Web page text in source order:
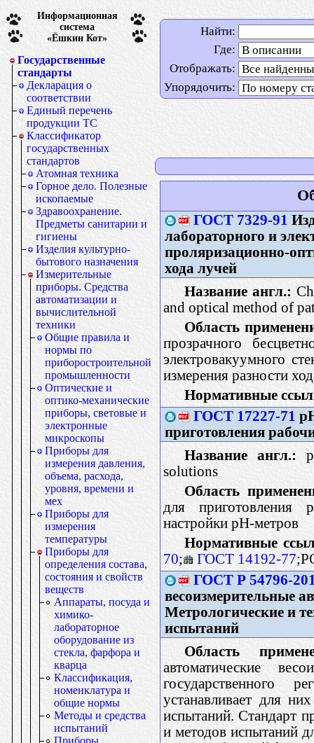
Информационная
система
«Ёшкин Кот»
Государственные
стандарты
Декларация о
соответствии
Единый перечень
продукции ТС
Классификатор
государственных
стандартов
Атомная техника
Горное дело. Полезные
ископаемые
Здравоохранение.
Предметы санитарии и
гигиены
Изделия культурно-
бытового назначения
Измерительные
приборы. Средства
автоматизации и
вычислительной
техники
Общие правила и
нормы по
приборостроительной
промышленности
Оптические и
оптико-механические
приборы, световые и
электронные
микроскопы
Приборы для
измерения давления,
объема, расхода,
уровня, времени и
мех
Приборы для
измерения
температуры
Приборы для
определения состава,
состояния и свойств
веществ
Аппараты, посуда и
химико-
лабораторное
оборудование из
стекла, фарфора и
кварца
Классификация,
номенклатура и
общие нормы
Методы и средства
испытаний
Приборы
Найти:
Где:
Отображать:
Упорядочить:
ГОСТ 7329-91
лабораторного и
проляризационно-
хода лучей
Название англ.:
and optical method of
Область
прозрачного
электровакуумного
измерения разности
Нормативные
ГОСТ 17227-71
приготовления
Название англ.:
solutions
Область
для приготовления
настройки рН-метров
Нормативные
70; ГОСТ 14192-77
ГОСТ Р 54796-
весоизмерительные
Метрологические и
испытаний
Область
автоматические
государственного
устанавливает для
испытаний. Стандарт
и методов испытаний